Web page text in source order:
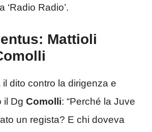
‘Radio Radio’.
Mattioli
il dito contro la dirigenza e
il Dg Comolli: “Perché la Juve
un regista? E chi doveva